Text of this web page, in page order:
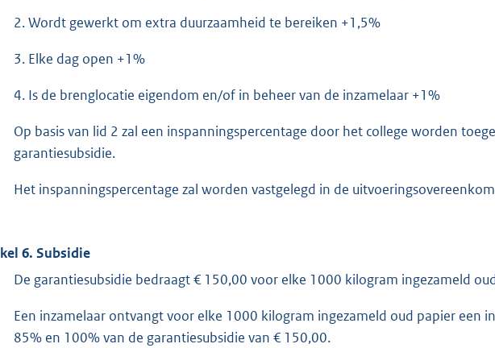
2. Wordt gewerkt om extra duurzaamheid te bereiken +1,5%
3. Elke dag open +1%
4. Is de brenglocatie eigendom en/of in beheer van de inzamelaar +1%
Op basis van lid 2 zal een inspanningspercentage door het college worden
garantiesubsidie.
Het inspanningspercentage zal worden vastgelegd in de
6. Subsidie
De garantiesubsidie bedraagt € 150,00 voor elke 1000 kilogram ingezameld
Een inzamelaar ontvangt voor elke 1000 kilogram ingezameld oud papier een
85% en 100% van de garantiesubsidie van € 150,00.